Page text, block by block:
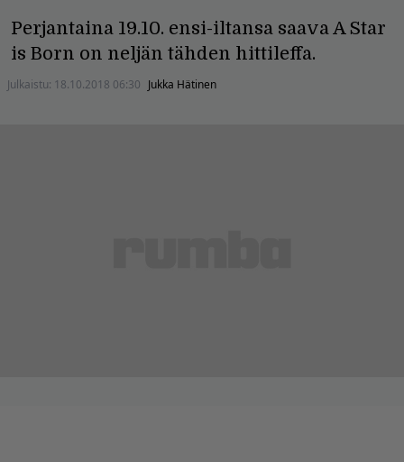
Perjantaina 19.10. ensi-iltansa saava A Star
is Born on neljän tähden hittileffa.
Julkaistu: 18.10.2018 06:30 Jukka Hätinen